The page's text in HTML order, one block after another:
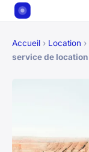
Accueil › Location ›
service de location